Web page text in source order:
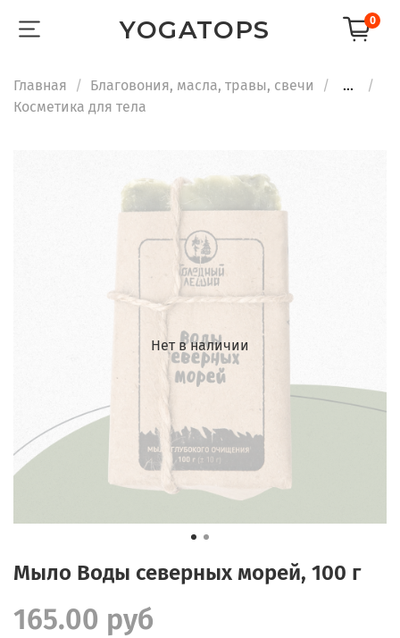
YOGATOPS 0
Главная Благовония, масла, травы, свечи
...
Косметика для тела
Нет в наличии
Мыло Воды северных морей, 100 г
165.00 руб